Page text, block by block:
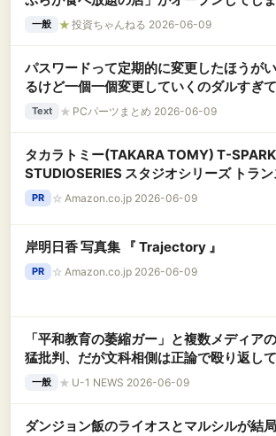
wywywywyw
一般 ★ 投資ちゃんねる 2026-06-09
パスワードって定期的に変更したほうが
るけど一個一個変更していくのダルすぎて
Text ★ PCパーツまとめ 2026-06-09
タカラトミー(TAKARA TOMY) T-SPARK
STUDIOSERIES スタジオシリーズ トラン
ォーマー TS-34 アストロトレイン 可動フ
ュア
PR ☆ Amazon.co.jp 2026-06-09
岸明日香 写真集 『 Trajectory 』
PR ☆ Amazon.co.jp 2026-06-09
「平和教育の萎縮ガー」と複数メディア
猛批判、だが文科相側は正論で殴り返し
一般 ★ U-1 NEWS 2026-06-09
ダンジョン飯のライオスとマルシルが結